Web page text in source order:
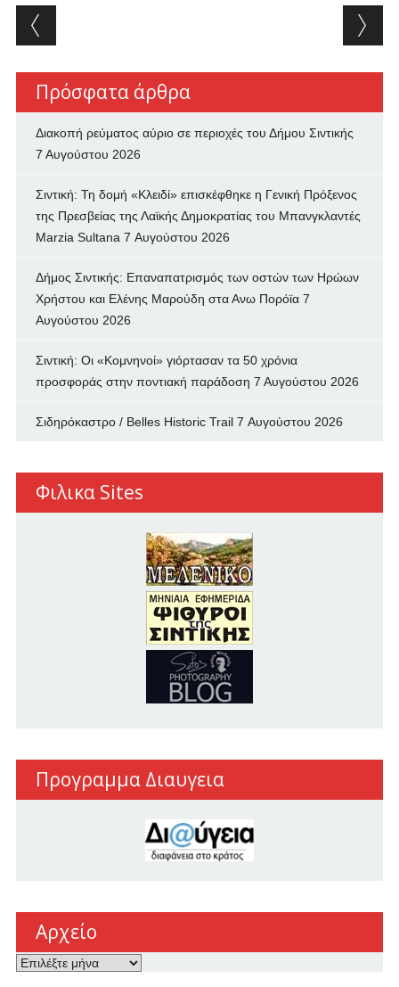
Post navigation
Πρόσφατα άρθρα
Διακοπή ρεύματος αύριο σε περιοχές του Δήμου Σιντικής
7 Αυγούστου 2026
Σιντική: Τη δομή «Κλειδί» επισκέφθηκε η Γενική Πρόξενος
της Πρεσβείας της Λαϊκής Δημοκρατίας του Μπανγκλαντές
Marzia Sultana 7 Αυγούστου 2026
Δήμος Σιντικής: Επαναπατρισμός των oστών των Ηρώων
Χρήστου και Ελένης Μαρούδη στα Ανω Πορόϊα 7
Αυγούστου 2026
Σιντική: Οι «Κομνηνοί» γιόρτασαν τα 50 χρόνια
προσφοράς στην ποντιακή παράδοση 7 Αυγούστου 2026
Σιδηρόκαστρο / Belles Historic Trail 7 Αυγούστου 2026
Φιλικα Sites
Προγραμμα Διαυγεια
Αρχείο
Αρχείο